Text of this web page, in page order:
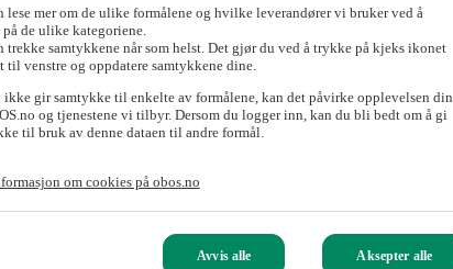
lese mer om de ulike formålene og hvilke leverandører vi bruker ved å
de ulike kategoriene.
trekke samtykkene når som helst. Det gjør du ved å trykke på kjeks ikonet
til venstre og oppdatere samtykkene dine.
ikke gir samtykke til enkelte av formålene, kan det påvirke opplevelsen din
og tjenestene vi tilbyr. Dersom du logger inn, kan du bli bedt om å gi
til bruk av denne dataen til andre formål.
om cookies på obos.no
Avvis alle Aksepter alle